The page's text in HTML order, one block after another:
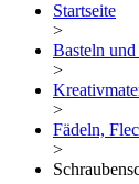
Startseite
>
Basteln
>
>
Fädeln,
>